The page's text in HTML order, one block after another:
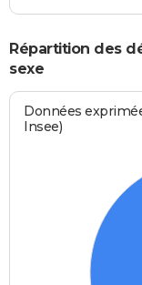
Répartition des
sexe
Données
Insee)